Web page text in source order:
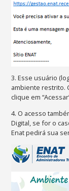
3. Esse usuário
ambiente restrito.
clique em
4. O acesso
Digital, se for o
Enat pedirá sua